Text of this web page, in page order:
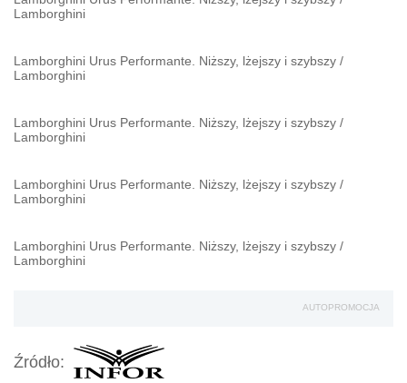
Lamborghini
Lamborghini Urus Performante. Niższy, lżejszy i szybszy /
Lamborghini
Lamborghini Urus Performante. Niższy, lżejszy i szybszy /
Lamborghini
Lamborghini Urus Performante. Niższy, lżejszy i szybszy /
Lamborghini
Lamborghini Urus Performante. Niższy, lżejszy i szybszy /
Lamborghini
AUTOPROMOCJA
Źródło: